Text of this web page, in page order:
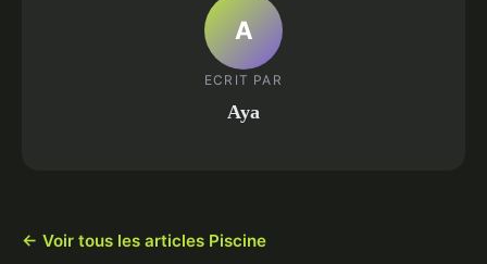
A
ECRIT PAR
Aya
← Voir tous les articles Piscine